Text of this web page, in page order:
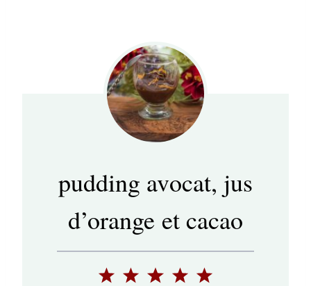
pudding avocat, jus
d’orange et cacao
5
4
3
2
1